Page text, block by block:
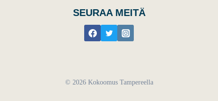
SEURAA MEITÄ
© 2026 Kokoomus Tampereella